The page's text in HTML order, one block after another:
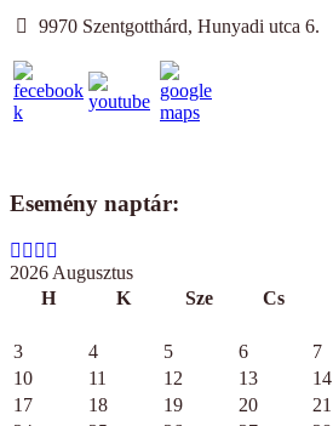
9970 Szentgotthárd, Hunyadi utca 6.
Esemény naptár:
2026 Augusztus
H
K Sze Cs
3
4 5 6 7
10
11 12 13 14
17
18 19 20 21